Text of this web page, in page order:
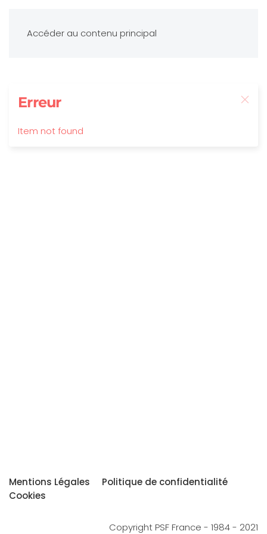
Accéder au contenu principal
Erreur
Item not found
Mentions Légales
Politique de confidentialité
Cookies
Copyright PSF France - 1984 - 2021